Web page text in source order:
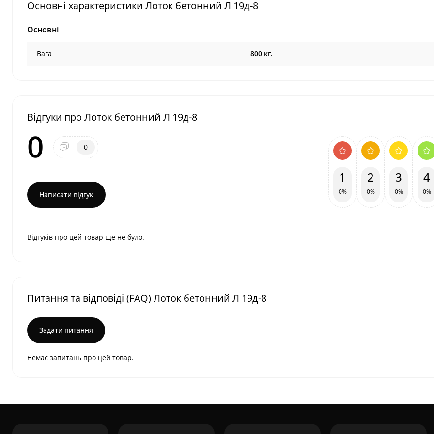
Основні характеристики Лоток бетонний Л 19д-8
Основні
Вага 800 кг.
Відгуки про Лоток бетонний Л 19д-8
0 0
Написати відгук
1
0%
2
0%
3
0%
4
0%
Відгуків про цей товар ще не було.
Питання та відповіді (FAQ) Лоток бетонний Л 19д-8
Задати питання
Немає запитань про цей товар.